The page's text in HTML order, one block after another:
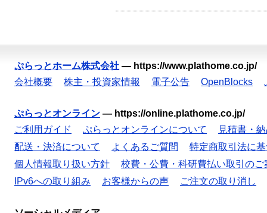
ぷらっとホーム株式会社 — https://www.plathome.co.jp/
会社概要
株主・投資家情報 電子公告 OpenBlocks
ぷらっとオンライン — https://online.plathome.co.jp/
ご利用ガイド
ぷらっとオンラインについて
見積書・
配送・決済について
よくあるご質問
特定商取引法に
個人情報取り扱い方針
校費・公費・科研費払い取引のご
IPv6への取り組み
お客様からの声 ご注文の取り消し